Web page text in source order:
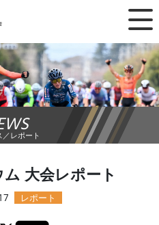
×
ース
日程
ング
・選手
／レポート
大会レポート